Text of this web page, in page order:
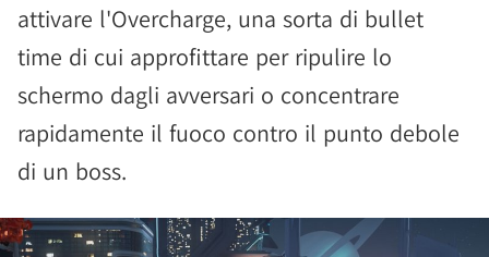
attivare l'Overcharge, una sorta di bullet
time di cui approfittare per ripulire lo
schermo dagli avversari o concentrare
rapidamente il fuoco contro il punto debole
di un boss.